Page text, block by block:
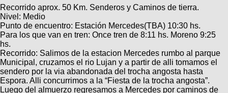
XC
Bicicletas
Viajes
Descenso
Dirt
aviso
Buscar
Ultimos
Fotos
Categorias
Bicicletas
Bicicletas
Tandem
Freerider
Videos
Cicloturismo
Recorrido aprox. 50 Km. Senderos y Caminos de tierra.
Nivel: Medio
Punto de encuentro: Estación Mercedes(TBA) 10:30 hs.
Para los que van en tren: Once tren de 8:11 hs. Moreno 9:25
hs.
Recorrido: Salimos de la estacion Mercedes rumbo al parque
Municipal, cruzamos el rio Lujan y a partir de alli tomamos el
sendero por la via abandonada del trocha angosta hasta
Espora. Alli concurrimos a la “Fiesta de la trocha angosta”.
Luego del almuerzo regresamos a Mercedes por caminos de